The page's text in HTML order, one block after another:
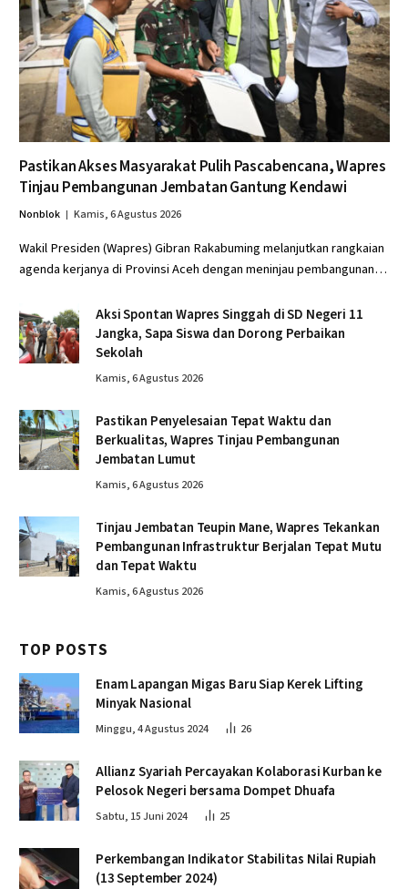
Pastikan Akses Masyarakat Pulih Pascabencana, Wapres
Tinjau Pembangunan Jembatan Gantung Kendawi
Nonblok Kamis, 6 Agustus 2026
Wakil Presiden (Wapres) Gibran Rakabuming melanjutkan rangkaian
agenda kerjanya di Provinsi Aceh dengan meninjau pembangunan…
Aksi Spontan Wapres Singgah di SD Negeri 11
Jangka, Sapa Siswa dan Dorong Perbaikan
Sekolah
Kamis, 6 Agustus 2026
Pastikan Penyelesaian Tepat Waktu dan
Berkualitas, Wapres Tinjau Pembangunan
Jembatan Lumut
Kamis, 6 Agustus 2026
Tinjau Jembatan Teupin Mane, Wapres Tekankan
Pembangunan Infrastruktur Berjalan Tepat Mutu
dan Tepat Waktu
Kamis, 6 Agustus 2026
TOP POSTS
Enam Lapangan Migas Baru Siap Kerek Lifting
Minyak Nasional
Minggu, 4 Agustus 2024 26
Allianz Syariah Percayakan Kolaborasi Kurban ke
Pelosok Negeri bersama Dompet Dhuafa
Sabtu, 15 Juni 2024 25
Perkembangan Indikator Stabilitas Nilai Rupiah
(13 September 2024)